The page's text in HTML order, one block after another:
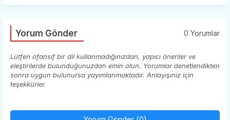
Yorum Gönder 0 Yorumlar
Lütfen ofansif bir dil kullanmadığınızdan, yapıcı öneriler ve
eleştirilerde bulunduğunuzdan emin olun. Yorumlar denetlendikten
sonra uygun bulunursa yayımlanmaktadır. Anlayışınız için
teşekkürler.